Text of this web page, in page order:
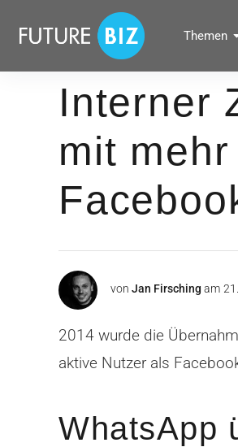
überspringen
FUTUREBIZ
Social Media Marketing Blog fürThemen
Interner
mit
von Jan Firsching am
2014 wurde die
aktive Nutzer als
WhatsApp